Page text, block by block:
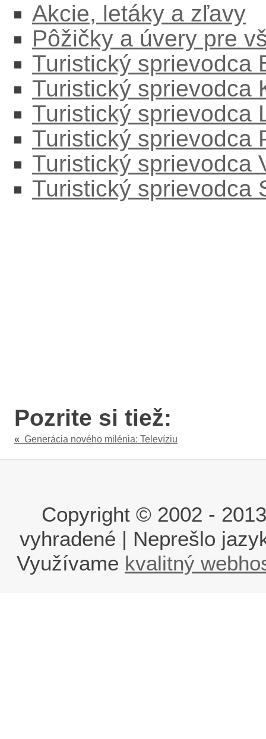
Akcie, letáky a zľavy
Pôžičky a úvery pre
Turistický sprievodca
Turistický sprievodca
Turistický sprievodca
Turistický sprievodca
Turistický sprievodca
Turistický sprievodca
Pozrite si tiež:
« Generácia nového milénia: Televíziu
Copyright © 2002 -
vyhradené | Neprešlo
Využívame kvalitný